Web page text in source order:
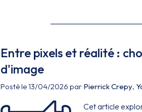
Entre pixels et réalité :
d'image
Posté le 13/04/2026 par Pierrick Crepy,
Cet article